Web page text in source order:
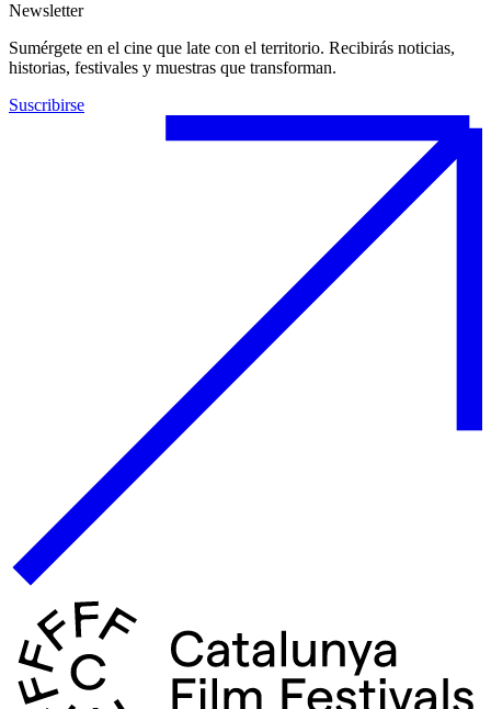
Newsletter
Sumérgete en el cine que late con el territorio. Recibirás noticias,
historias, festivales y muestras que transforman.
Suscribirse